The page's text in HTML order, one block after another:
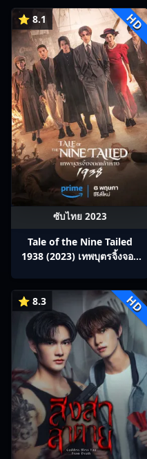
⭐ 8.1 HD
ซับไทย 2023
Tale of the Nine Tailed
1938 (2023) เทพบุตรจิ้งจอก
⭐ 8.3 HD